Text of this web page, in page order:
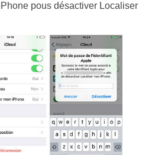
pous désactiver Localiser